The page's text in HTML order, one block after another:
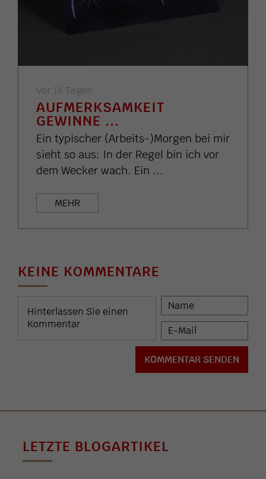
Vor 16 Tagen
AUFMERKSAMKEIT
GEWINNE ...
Ein typischer (Arbeits-)Morgen bei mir
sieht so aus: In der Regel bin ich vor
dem Wecker wach. Ein ...
MEHR
KEINE KOMMENTARE
LETZTE BLOGARTIKEL